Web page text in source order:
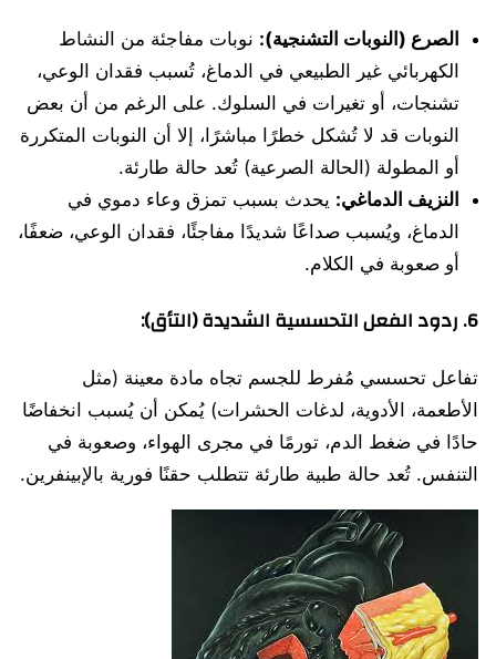
الصرع (النوبات التشنجية): نوبات مفاجئة من النشاط
الكهربائي غير الطبيعي في الدماغ، تُسبب فقدان الوعي،
تشنجات، أو تغيرات في السلوك. على الرغم من أن بعض
النوبات قد لا تُشكل خطرًا مباشرًا، إلا أن النوبات المتكررة
أو المطولة (الحالة الصرعية) تُعد حالة طارئة.
النزيف الدماغي: يحدث بسبب تمزق وعاء دموي في
الدماغ، ويُسبب صداعًا شديدًا مفاجئًا، فقدان الوعي، ضعفًا،
أو صعوبة في الكلام.
6. ردود الفعل التحسسية الشديدة (التأق):
تفاعل تحسسي مُفرط للجسم تجاه مادة معينة (مثل
الأطعمة، الأدوية، لدغات الحشرات) يُمكن أن يُسبب انخفاضًا
حادًا في ضغط الدم، تورمًا في مجرى الهواء، وصعوبة في
التنفس. تُعد حالة طبية طارئة تتطلب حقنًا فورية بالإبينفرين.